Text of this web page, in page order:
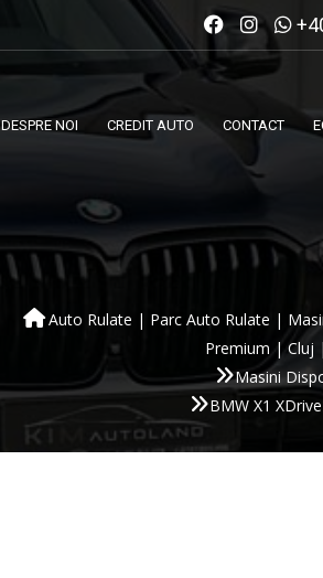
DESPRE NOI CREDIT AUTO CONTACT
Auto Rulate | Parc Auto Rulate |
Premium | Cluj
Masini
BMW X1